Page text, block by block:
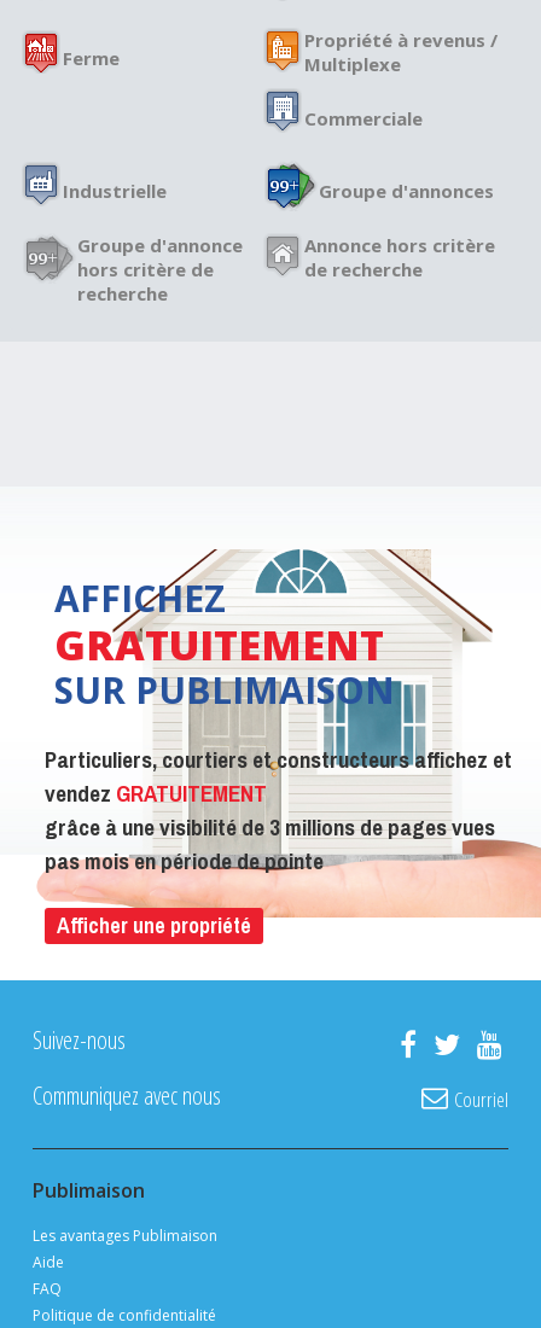
Ferme
Propriété à revenus /
Multiplexe
Commerciale
Industrielle Groupe d'annonces
Groupe d'annonce
hors critère de
recherche
Annonce hors critère
de recherche
AFFICHEZ
GRATUITEMENT
SUR PUBLIMAISON
Particuliers, courtiers et constructeurs affichez et
vendez GRATUITEMENT
grâce à une visibilité de 3 millions de pages vues
pas mois en période de pointe
Afficher une propriété
Suivez-nous
Communiquez avec nous
Courriel
Publimaison
Les avantages Publimaison
Aide
FAQ
Politique de confidentialité